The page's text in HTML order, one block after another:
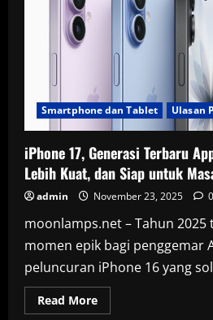
Smartphone dan Tablet Ulasan
iPhone 17, Generasi Terbaru
Lebih Kuat, dan Siap untuk
admin November 23, 2025 0
moonlamps.net – Tahun 2025
momen epik bagi penggemar
peluncuran iPhone 16 yang
Read MoreRead
more